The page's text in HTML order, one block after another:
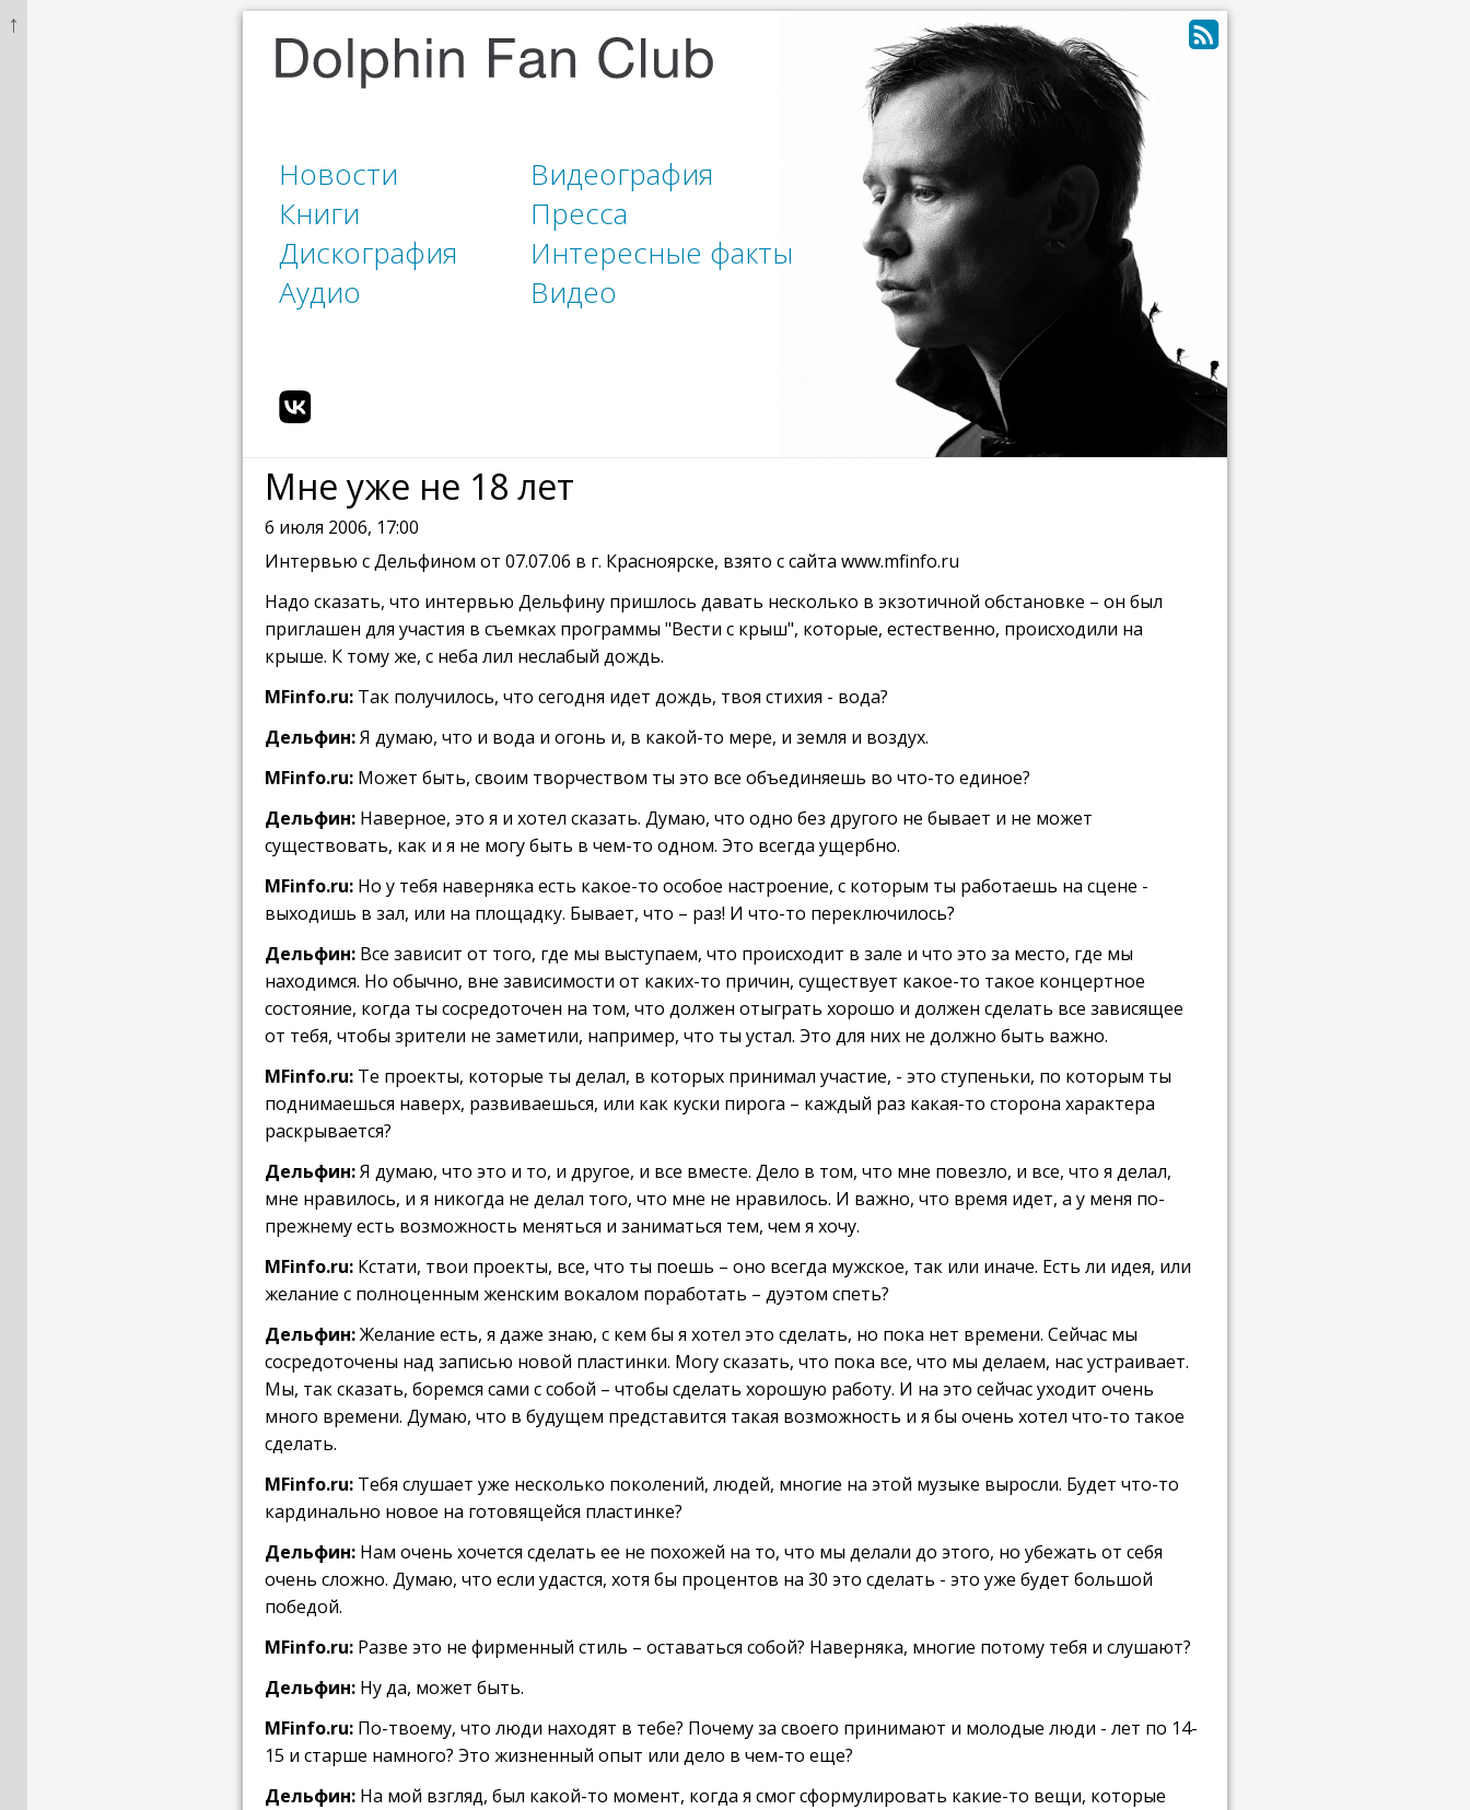
↑
Новости
Книги
Дискография
Аудио
Видеография
Пресса
Интересные факты
Видео
Мне уже не 18 лет
6 июля 2006, 17:00
Интервью с Дельфином от 07.07.06 в г. Красноярске, взято с сайта www.mfinfo.ru
Надо сказать, что интервью Дельфину пришлось давать несколько в экзотичной обстановке – он был
приглашен для участия в съемках программы "Вести с крыш", которые, естественно, происходили на
крыше. К тому же, с неба лил неслабый дождь.
MFinfo.ru: Так получилось, что сегодня идет дождь, твоя стихия - вода?
Дельфин:Я думаю, что и вода и огонь и, в какой-то мере, и земля и воздух.
MFinfo.ru: Может быть, своим творчеством ты это все объединяешь во что-то единое?
Дельфин: Наверное, это я и хотел сказать. Думаю, что одно без другого не бывает и не может
существовать, как и я не могу быть в чем-то одном. Это всегда ущербно.
MFinfo.ru: Но у тебя наверняка есть какое-то особое настроение, с которым ты работаешь на сцене -
выходишь в зал, или на площадку. Бывает, что – раз! И что-то переключилось?
Дельфин: Все зависит от того, где мы выступаем, что происходит в зале и что это за место, где мы
находимся. Но обычно, вне зависимости от каких-то причин, существует какое-то такое концертное
состояние, когда ты сосредоточен на том, что должен отыграть хорошо и должен сделать все зависящее
от тебя, чтобы зрители не заметили, например, что ты устал. Это для них не должно быть важно.
MFinfo.ru: Те проекты, которые ты делал, в которых принимал участие, - это ступеньки, по которым ты
поднимаешься наверх, развиваешься, или как куски пирога – каждый раз какая-то сторона характера
раскрывается?
Дельфин:Я думаю, что это и то, и другое, и все вместе. Дело в том, что мне повезло, и все, что я делал,
мне нравилось, и я никогда не делал того, что мне не нравилось. И важно, что время идет, а у меня по-
прежнему есть возможность меняться и заниматься тем, чем я хочу.
MFinfo.ru: Кстати, твои проекты, все, что ты поешь – оно всегда мужское, так или иначе. Есть ли идея, или
желание с полноценным женским вокалом поработать – дуэтом спеть?
Дельфин:Желание есть, я даже знаю, с кем бы я хотел это сделать, но пока нет времени. Сейчас мы
сосредоточены над записью новой пластинки. Могу сказать, что пока все, что мы делаем, нас устраивает.
Мы, так сказать, боремся сами с собой – чтобы сделать хорошую работу. И на это сейчас уходит очень
много времени. Думаю, что в будущем представится такая возможность и я бы очень хотел что-то такое
сделать.
MFinfo.ru: Тебя слушает уже несколько поколений, людей, многие на этой музыке выросли. Будет что-то
кардинально новое на готовящейся пластинке?
Дельфин: Нам очень хочется сделать ее не похожей на то, что мы делали до этого, но убежать от себя
очень сложно. Думаю, что если удастся, хотя бы процентов на 30 это сделать - это уже будет большой
победой.
MFinfo.ru: Разве это не фирменный стиль – оставаться собой? Наверняка, многие потому тебя и слушают?
Дельфин: Ну да, может быть.
MFinfo.ru: По-твоему, что люди находят в тебе? Почему за своего принимают и молодые люди - лет по 14-
15 и старше намного? Это жизненный опыт или дело в чем-то еще?
Дельфин: На мой взгляд, был какой-то момент, когда я смог сформулировать какие-то вещи, которые